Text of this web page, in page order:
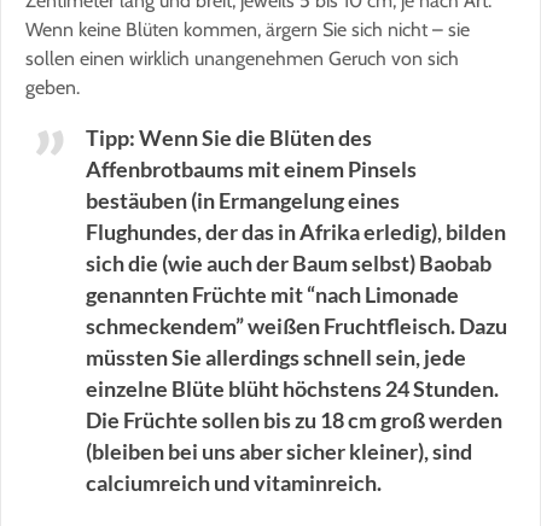
Wenn keine Blüten kommen, ärgern Sie sich nicht – sie
sollen einen wirklich unangenehmen Geruch von sich
geben.
Tipp: Wenn Sie die Blüten des
Affenbrotbaums mit einem Pinsels
bestäuben (in Ermangelung eines
Flughundes, der das in Afrika erledig), bilden
sich die (wie auch der Baum selbst) Baobab
genannten Früchte mit “nach Limonade
schmeckendem” weißen Fruchtfleisch. Dazu
müssten Sie allerdings schnell sein, jede
einzelne Blüte blüht höchstens 24 Stunden.
Die Früchte sollen bis zu 18 cm groß werden
(bleiben bei uns aber sicher kleiner), sind
calciumreich und vitaminreich.